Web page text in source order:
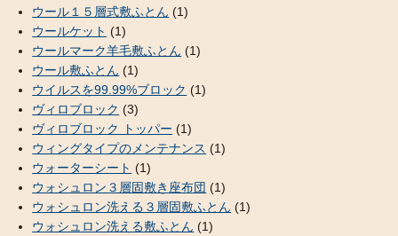
ウール１５層式敷ふとん (1)
ウールケット (1)
ウールマーク羊毛敷ふとん (1)
ウール敷ふとん (1)
ウイルスを99.99%ブロック (1)
ヴィロブロック (3)
ヴィロブロック トッパー (1)
ウィングタイプのメンテナンス (1)
ウォーターシート (1)
ウォシュロン３層固敷き座布団 (1)
ウォシュロン洗える３層固敷ふとん (1)
ウォシュロン洗える敷ふとん (1)